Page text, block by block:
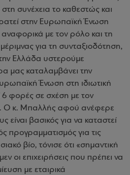
συνέχεια το καθεστώς και
στην Ευρωπαϊκή Ένωση
με τον ρόλο και τη
για τη συνταξιοδότηση,
Ελλάδα υστερούμε
μας καταλαμβάνει την
Ένωση στη ιδιωτική
6 φορές σε σχέση με τον
Ο κ. Μπαλλής αφού ανέφερε
είναι βασικός για να καταστεί
προγραμματισμός για τις
βίο, τόνισε ότι «σημαντική
οι επιχειρήσεις που πρέπει να
με εταιρικά